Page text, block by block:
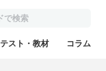
テスト・教材 コラム